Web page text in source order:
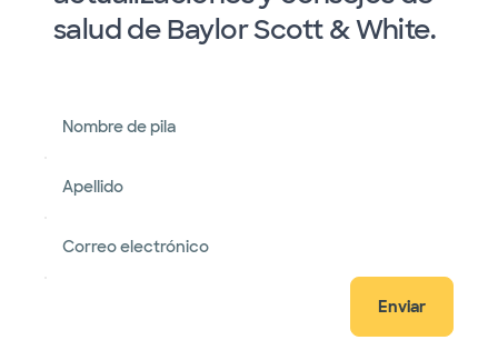
salud de Baylor Scott & White.
Nombre de pila
Apellido
Correo electrónico
Enviar